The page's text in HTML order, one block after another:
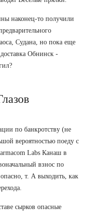
наконец-то получили
Судана, но пока еще
Обнинск -
по банкротству (не
вероятностью поеду с
Labs Канаш в
взнос по
т. А выходить, как
сырков опасные